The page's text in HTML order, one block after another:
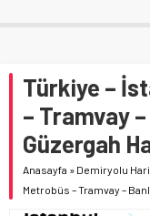
Türkiye –
– Tramvay
Güzergah
Anasayfa » Demiryolu
Metrobüs – Tramvay –